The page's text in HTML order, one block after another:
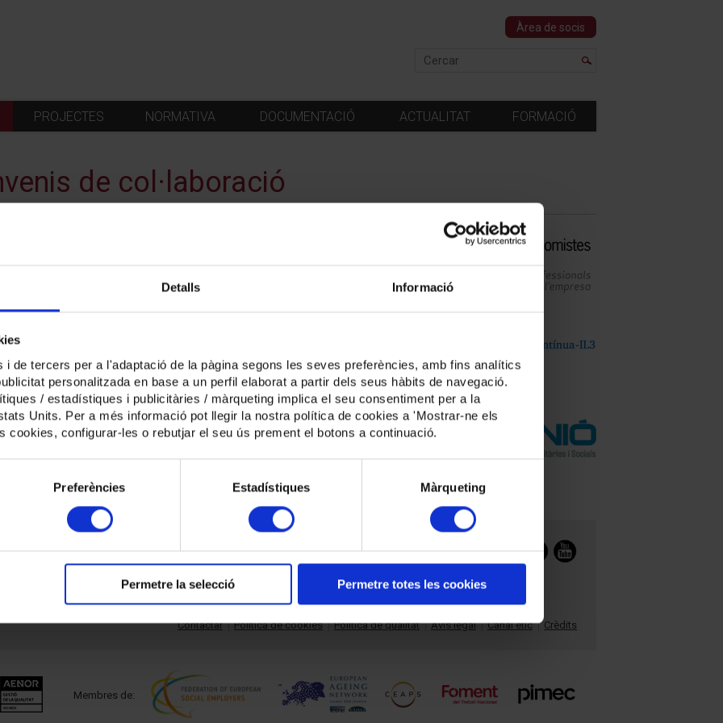
Detalls Informació
i de tercers per a l'adaptació de la pàgina segons les seves preferències, amb fins analítics
personalitzada en base a un perfil elaborat a partir dels seus hàbits de navegació.
/ estadístiques i publicitàries / màrqueting implica el seu consentiment per a la
Units. Per a més informació pot llegir la nostra política de cookies a 'Mostrar-ne els
cookies, configurar-les o rebutjar el seu ús prement el botons a continuació.
Preferències Estadístiques Màrqueting
Permetre la selecció Permetre totes les cookies
Àrea de socis
PROJECTES NORMATIVA DOCUMENTACIÓ ACTUALITAT FORMACIÓ
de col·laboració
de Formació Contínua de la Universitat de
(IL3 - UB)
d'Hospitals (UCH)
Assistencials
Contactar Política de cookies Política de qualitat Avís legal Canal ètic Crèdits
Segueix-nos a:
Membres de: